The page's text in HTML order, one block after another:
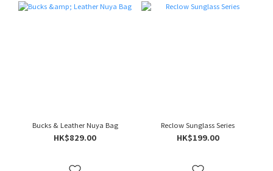
Bucks & Leather Nuya Bag
HK$829.00
Reclow Sunglass Series
HK$199.00